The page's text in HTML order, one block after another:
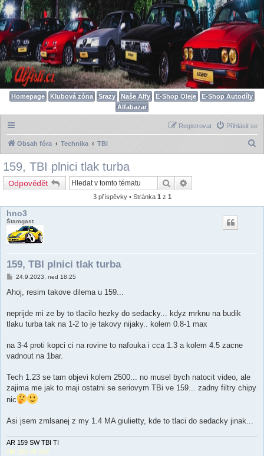
Homepage Klubová zóna Srazy Naše Alfy E-Shop Oleje
E-Shop Autodíly
Alfabazar
Přihlásit se
Registrovat
Obsah fóra Technika TBi
159, TBI plnici tlak turba
Odpovědět Hledat
3 příspěvky • Stránka 1 z 1
hno3
Štamgast
159, TBI plnici tlak turba
P
í
ě
v
e
24.9.2023, ned 18:25
Ahoj, resim takove dilema u 159...
neprijde mi ze by to tlacilo hezky do sedacky... kdyz mrknu na budik
tlaku turba tak na 1-2 to je takovy nijaky.. kolem 0.8-1 max
na 3-4 proti kopci ci na rovine to nafouka i cca 1.3 a kolem 4.5 zacne
vadnout na 1bar.
Tech 1.23 se tam objevi kolem 2500... no musel bych natocit video, ale
zajima me jak to maji ostatni se seriovym TBi ve 159... zadny filtry chipy
nic
Asi jsem zmlsanej z my 1.4 MA giulietty, kde to tlaci do sedacky jinak...
AR 159 SW TBI TI
AR 156 V6 SW